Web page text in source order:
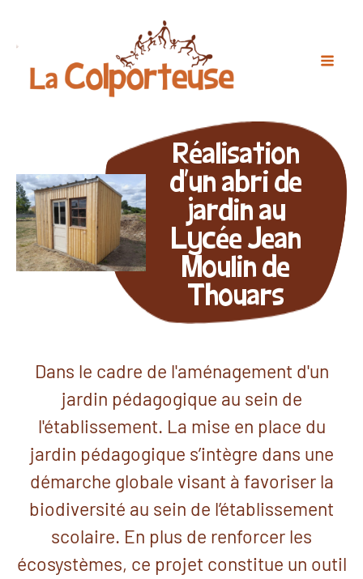
Réalisation
d'un abri de
jardin au
Lycée Jean
Moulin de
Thouars
Dans le cadre de l'aménagement d'un
jardin pédagogique au sein de
l'établissement. La mise en place du
jardin pédagogique s’intègre dans une
démarche globale visant à favoriser la
biodiversité au sein de l’établissement
scolaire. En plus de renforcer les
écosystèmes, ce projet constitue un outil